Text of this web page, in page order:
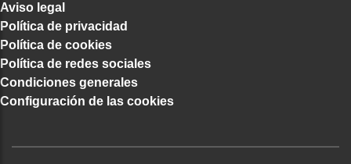
Aviso legal
Política de privacidad
Política de cookies
Política de redes sociales
Condiciones generales
Configuración de las cookies